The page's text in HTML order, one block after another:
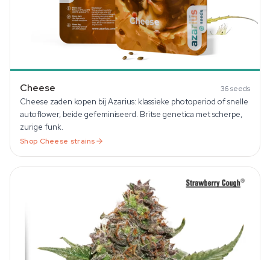
Cheese 36seeds
Cheese zaden kopen bij Azarius: klassieke photoperiod of snelle
autoflower, beide gefeminiseerd. Britse genetica met scherpe,
zurige funk.
Shop Cheese strains